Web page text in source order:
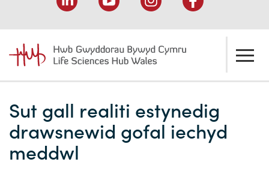
Croeso
Ein effaith
Ein cymorth
Datblygu economaidd
Adnoddau
Sut gall realiti estynedig
drawsnewid gofal iechyd
meddwl